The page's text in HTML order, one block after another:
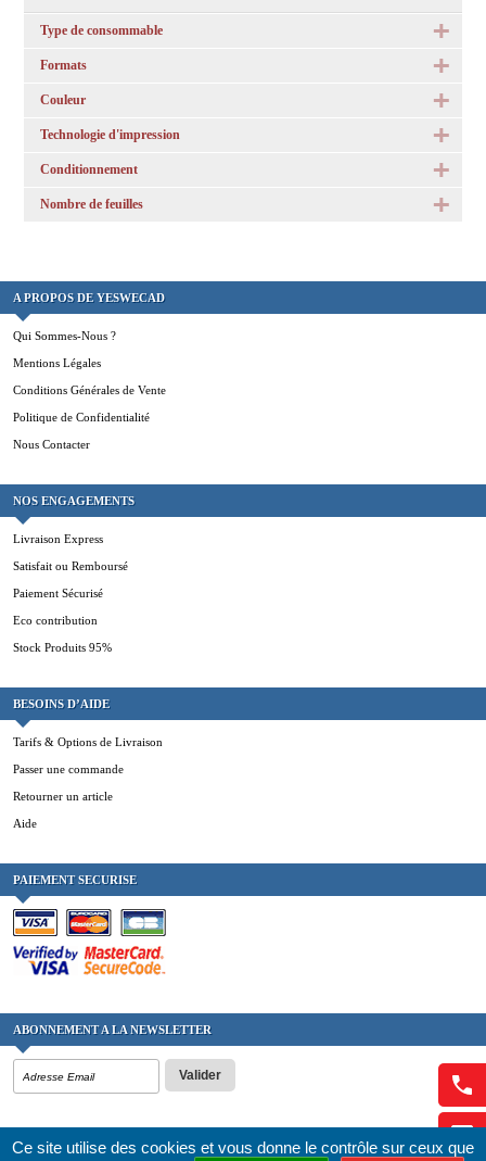
Type de consommable
Formats
Couleur
Technologie d'impression
Conditionnement
Nombre de feuilles
A PROPOS DE YESWECAD
Qui Sommes-Nous ?
Mentions Légales
Conditions Générales de Vente
Politique de Confidentialité
Nous Contacter
NOS ENGAGEMENTS
Livraison Express
Satisfait ou Remboursé
Paiement Sécurisé
Eco contribution
Stock Produits 95%
BESOINS D’AIDE
Tarifs & Options de Livraison
Passer une commande
Retourner un article
Aide
PAIEMENT SECURISE
ABONNEMENT A LA NEWSLETTER
Valider
Ce site utilise des cookies et vous donne le contrôle sur ceux que